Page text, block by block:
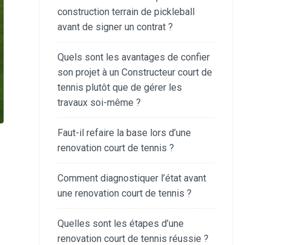
construction terrain de pickleball
avant de signer un contrat ?
Quels sont les avantages de confier
son projet à un Constructeur court de
tennis plutôt que de gérer les
travaux soi-même ?
Faut-il refaire la base lors d’une
renovation court de tennis ?
Comment diagnostiquer l’état avant
une renovation court de tennis ?
Quelles sont les étapes d’une
renovation court de tennis réussie ?